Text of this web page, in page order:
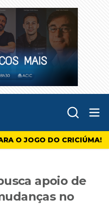
O JOGO DO CRICIÚMA!
apoio de
no